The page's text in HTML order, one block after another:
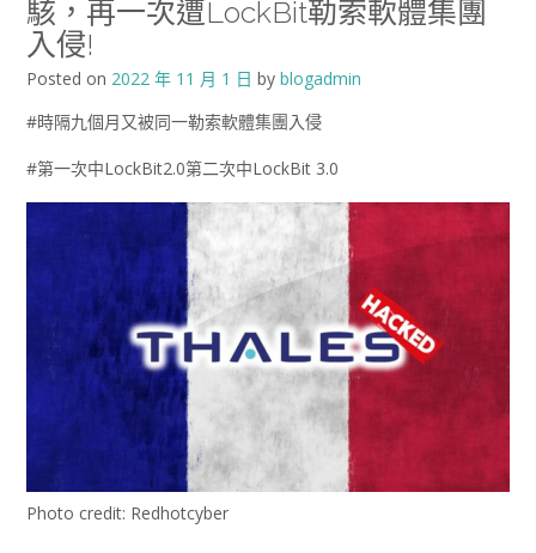
駭，再一次遭LockBit勒索軟體集團
入侵!
Posted on 2022 年 11 月 1 日 by blogadmin
#時隔九個月又被同一勒索軟體集團入侵
#第一次中LockBit2.0第二次中LockBit 3.0
Photo credit: Redhotcyber